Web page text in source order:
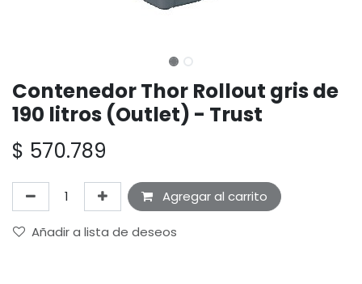
Contenedor Thor Rollout gris de
190 litros (Outlet) - Trust
$ 570.789
Agregar al carrito
Añadir a lista de deseos